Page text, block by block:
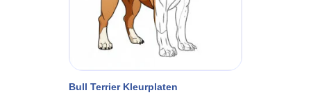
Bull Terrier Kleurplaten